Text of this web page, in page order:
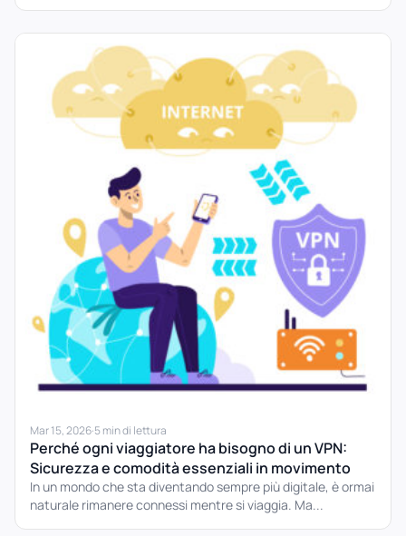
Mar 15, 2026·5 min di lettura
Perché ogni viaggiatore ha bisogno di un VPN:
Sicurezza e comodità essenziali in movimento
In un mondo che sta diventando sempre più digitale, è ormai
naturale rimanere connessi mentre si viaggia. Ma...